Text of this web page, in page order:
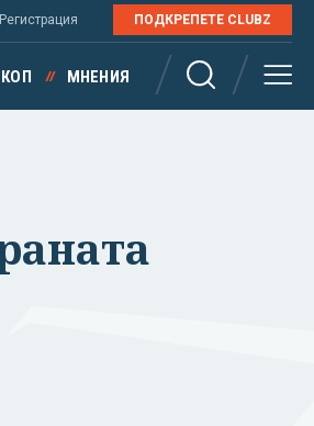
Регистрация ПОДКРЕПЕТЕ CLUBZ
МНЕНИЯ